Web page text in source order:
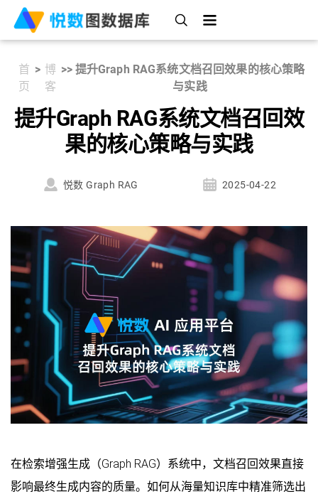
首
页
> 博
客
>> 提升Graph RAG系统文档召回效果的核心策略
与实践
提升Graph RAG系统文档召回效
果的核心策略与实践
悦数 Graph RAG 2025-04-22
在检索增强生成（Graph RAG）系统中，文档召回效果直接
影响最终生成内容的质量。如何从海量知识库中精准筛选出